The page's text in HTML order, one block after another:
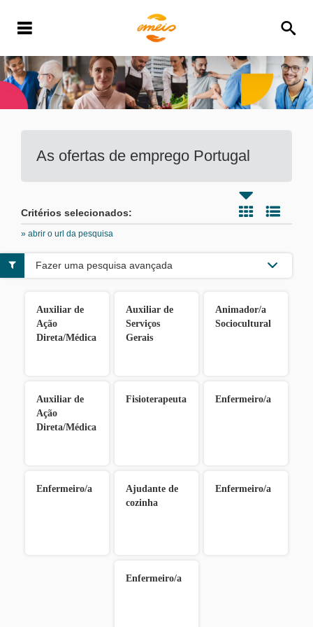
As ofertas de emprego Portugal
Critérios selecionados:
» abrir o url da pesquisa
Auxiliar de
Ação
Direta/Médica
Auxiliar de
Serviços
Gerais
Animador/a
Sociocultural
Auxiliar de
Ação
Direta/Médica
Fisioterapeuta Enfermeiro/a
Enfermeiro/a
Ajudante de
cozinha
Enfermeiro/a
Enfermeiro/a
Fazer uma pesquisa avançada